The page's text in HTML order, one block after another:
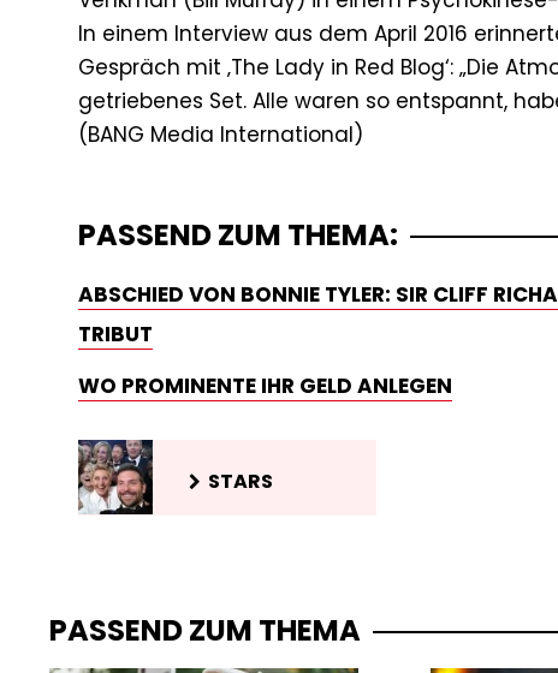
In einem Interview aus dem April 2016
Gespräch mit ‚The Lady in Red Blog‘: „Die
getriebenes Set. Alle waren so entspannt,
PASSEND ZUM THEMA:
ABSCHIED VON BONNIE TYLER: SIR CLIFF
TRIBUT
WO PROMINENTE IHR GELD ANLEGEN
STARS
PASSEND ZUM THEMA